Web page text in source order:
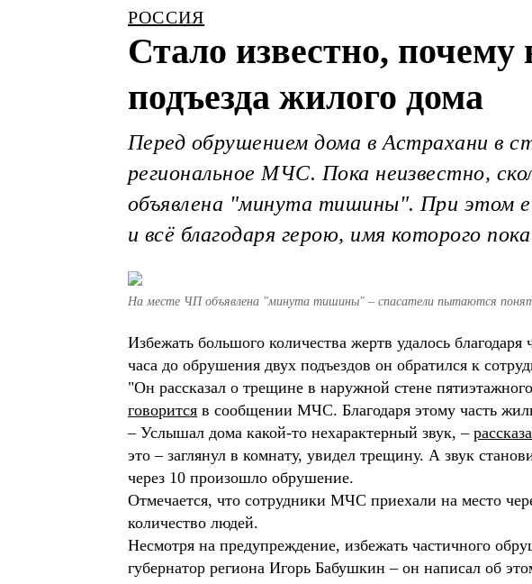
РОССИЯ
Стало известно,
подъезда жилого дома
Перед обрушением дома в Астрахани в
региональное МЧС. Пока неизвестно,
объявлена "минута тишины". При этом
и всё благодаря герою, имя которого
На месте ЧП объявлена "минута тишины" – спасатели пытаются
Избежать большого количества жертв удалось
часа до обрушения двух подъездов он обратился к
"Он рассказал о трещине в наружной стене
говорится в сообщении МЧС. Благодаря этому часть
– Услышал дома какой-то нехарактерный звук, –
это – заглянул в комнату, увидел трещину. А звук
через 10 произошло обрушение.
Отмечается, что сотрудники МЧС приехали на место
количество людей.
Несмотря на предупреждение, избежать частичного
губернатор региона Игорь Бабушкин – он написал об